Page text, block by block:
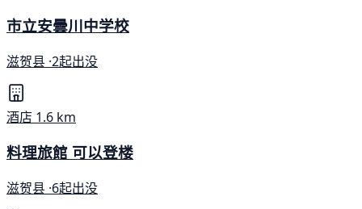
市立安曇川中学校
滋贺县 ·2起出没
酒店 1.6 km
料理旅館 可以登楼
滋贺县 ·6起出没